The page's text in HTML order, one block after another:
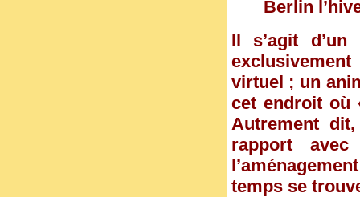
Berlin
Il s’agit d’un
virtuel ; un
cet endroit où
Autrement
rapport
temps se